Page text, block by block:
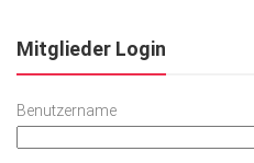
Mitglieder Login
Benutzername